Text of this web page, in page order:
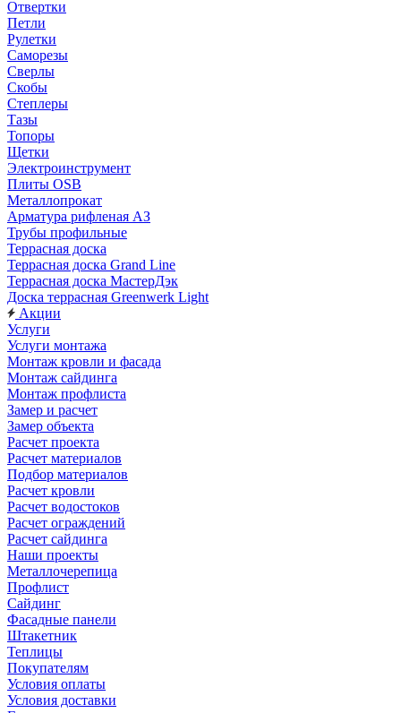
Отвертки
Петли
Рулетки
Саморезы
Сверлы
Скобы
Степлеры
Тазы
Топоры
Щетки
Электроинструмент
Плиты OSB
Металлопрокат
Арматура рифленая АЗ
Трубы профильные
Террасная доска
Террасная доска Grand Line
Террасная доска МастерДэк
Доска террасная Greenwerk Light
Акции
Услуги
Услуги монтажа
Монтаж кровли и фасада
Монтаж сайдинга
Монтаж профлиста
Замер и расчет
Замер объекта
Расчет проекта
Расчет материалов
Подбор материалов
Расчет кровли
Расчет водостоков
Расчет ограждений
Расчет сайдинга
Наши проекты
Металлочерепица
Профлист
Сайдинг
Фасадные панели
Штакетник
Теплицы
Покупателям
Условия оплаты
Условия доставки